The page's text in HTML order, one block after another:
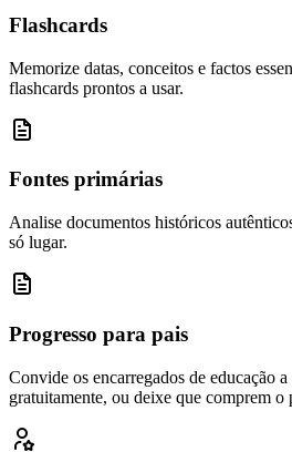
Flashcards
Memorize datas, conceitos e factos
flashcards prontos a usar.
Fontes primárias
Analise documentos históricos
só lugar.
Progresso para pais
Convide os encarregados de educação
gratuitamente, ou deixe que comprem o